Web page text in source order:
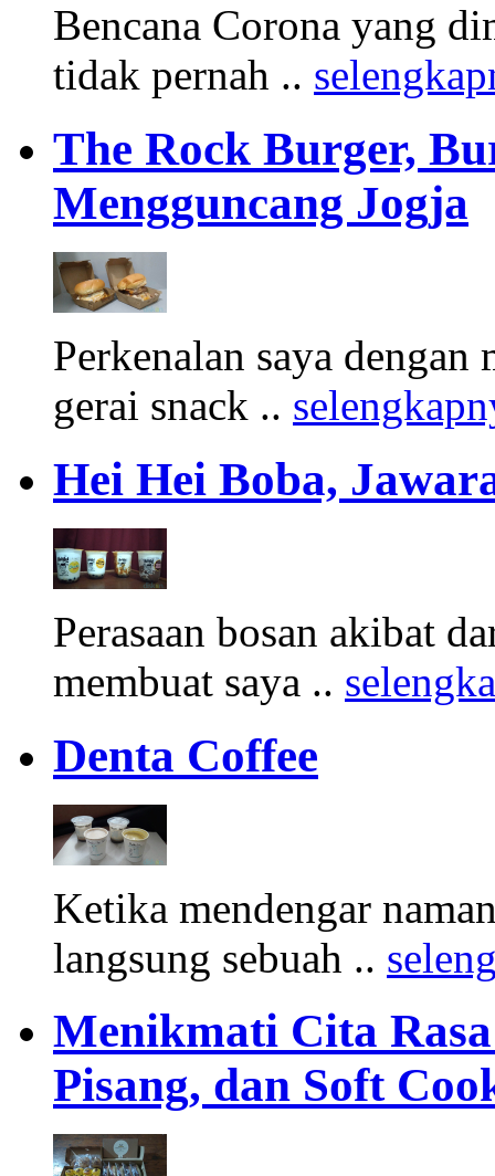
Bencana Corona yang
tidak pernah ..
The Rock Burger,
Mengguncang Jogja
Perkenalan saya
gerai snack ..
Hei Hei Boba,
Perasaan bosan akibat
membuat saya ..
Denta Coffee
Ketika mendengar
langsung sebuah ..
Menikmati Cita
Pisang, dan Soft